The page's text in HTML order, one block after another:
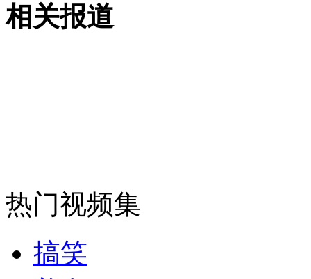
走！跟着总书记去植树
相关报道
热门视频集
搞笑